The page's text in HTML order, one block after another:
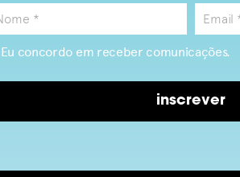
Eu concordo em receber comunicações.
inscrever